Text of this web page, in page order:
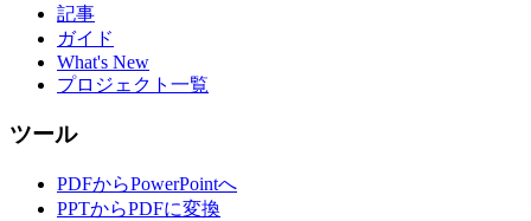
記事
ガイド
What's New
プロジェクト一覧
ツール
PDFからPowerPointへ
PPTからPDFに変換